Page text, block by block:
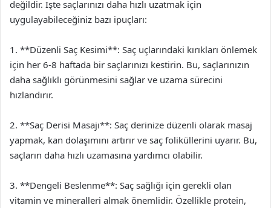
değildir. İşte saçlarınızı daha hızlı uzatmak için
uygulayabileceğiniz bazı ipuçları:
1. **Düzenli Saç Kesimi**: Saç uçlarındaki kırıkları önlemek
için her 6-8 haftada bir saçlarınızı kestirin. Bu, saçlarınızın
daha sağlıklı görünmesini sağlar ve uzama sürecini
hızlandırır.
2. **Saç Derisi Masajı**: Saç derinize düzenli olarak masaj
yapmak, kan dolaşımını artırır ve saç foliküllerini uyarır. Bu,
saçların daha hızlı uzamasına yardımcı olabilir.
3. **Dengeli Beslenme**: Saç sağlığı için gerekli olan
vitamin ve mineralleri almak önemlidir. Özellikle protein,